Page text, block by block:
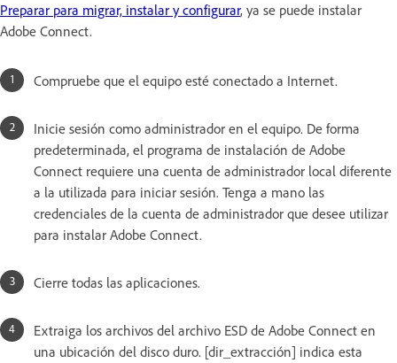
Preparar para migrar, instalar y configurar, ya se puede instalar
Adobe Connect.
Compruebe que el equipo esté conectado a Internet.
Inicie sesión como administrador en el equipo. De forma
predeterminada, el programa de instalación de Adobe
Connect requiere una cuenta de administrador local diferente
a la utilizada para iniciar sesión. Tenga a mano las
credenciales de la cuenta de administrador que desee utilizar
para instalar Adobe Connect.
Cierre todas las aplicaciones.
Extraiga los archivos del archivo ESD de Adobe Connect en
una ubicación del disco duro. [dir_extracción] indica esta